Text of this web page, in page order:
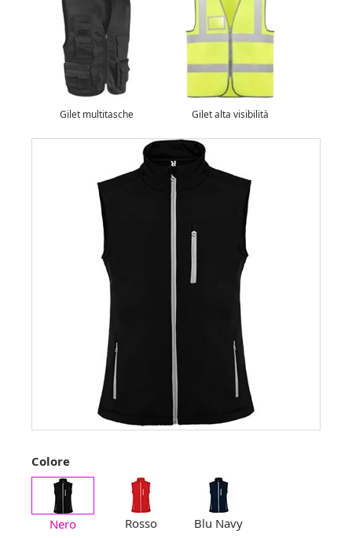
Gilet multitasche Gilet alta visibilità
Colore
Nero Rosso Blu Navy